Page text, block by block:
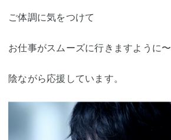
ご体調に気をつけて
お仕事がスムーズに行きますように〜
陰ながら応援しています。